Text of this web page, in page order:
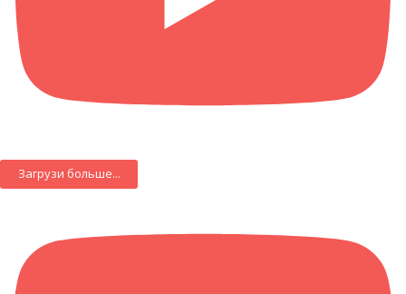
Загрузи больше...